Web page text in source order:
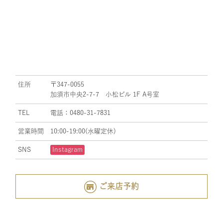
住所
〒347-0055
加須市中央2-7-7 小松ビル 1F A号室
TEL 電話：0480-31-7831
営業時間 10:00-19:00(水曜定休)
SNS Instagram
ご来店予約